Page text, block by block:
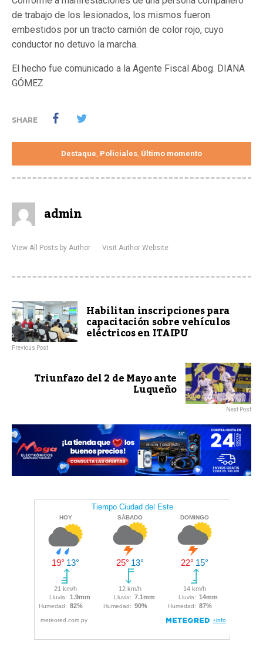
de trabajo de los lesionados, los mismos fueron
embestidos por un tracto camión de color rojo, cuyo
conductor no detuvo la marcha.
El hecho fue comunicado a la Agente Fiscal Abog. DIANA
GÓMEZ
SHARE
Destaque, Policiales, Último momento
admin
View All Posts by Author Visit Author Website
Habilitan inscripciones para
capacitación sobre vehículos
eléctricos en ITAIPU
Previous Post
Triunfazo del 2 de Mayo ante
Luqueño
Next Post